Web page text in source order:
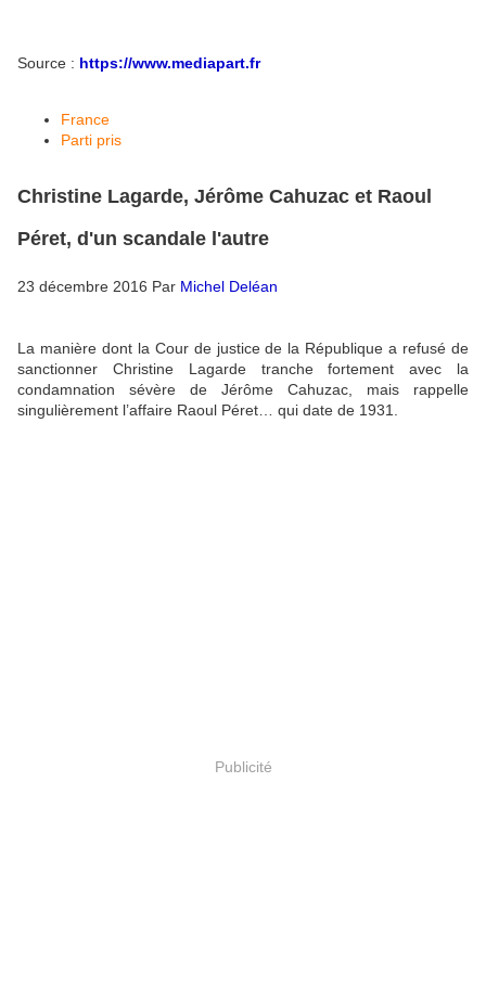
Source : https://www.mediapart.fr
France
Parti pris
Christine Lagarde, Jérôme Cahuzac et Raoul
Péret, d'un scandale l'autre
23 décembre 2016 Par Michel Deléan
La manière dont la Cour de justice de la République a refusé de
sanctionner Christine Lagarde tranche fortement avec la
condamnation sévère de Jérôme Cahuzac, mais rappelle
singulièrement l’affaire Raoul Péret… qui date de 1931.
Publicité